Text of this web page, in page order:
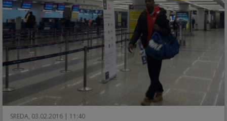
SREDA, 03.02.2016 | 11:40